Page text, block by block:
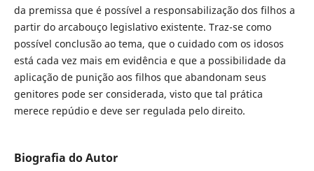
da premissa que é possível a responsabilização dos filhos a
partir do arcabouço legislativo existente. Traz-se como
possível conclusão ao tema, que o cuidado com os idosos
está cada vez mais em evidência e que a possibilidade da
aplicação de punição aos filhos que abandonam seus
genitores pode ser considerada, visto que tal prática
merece repúdio e deve ser regulada pelo direito.
Biografia do Autor